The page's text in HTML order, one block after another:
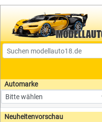
Automarke
Neuheitenvorschau